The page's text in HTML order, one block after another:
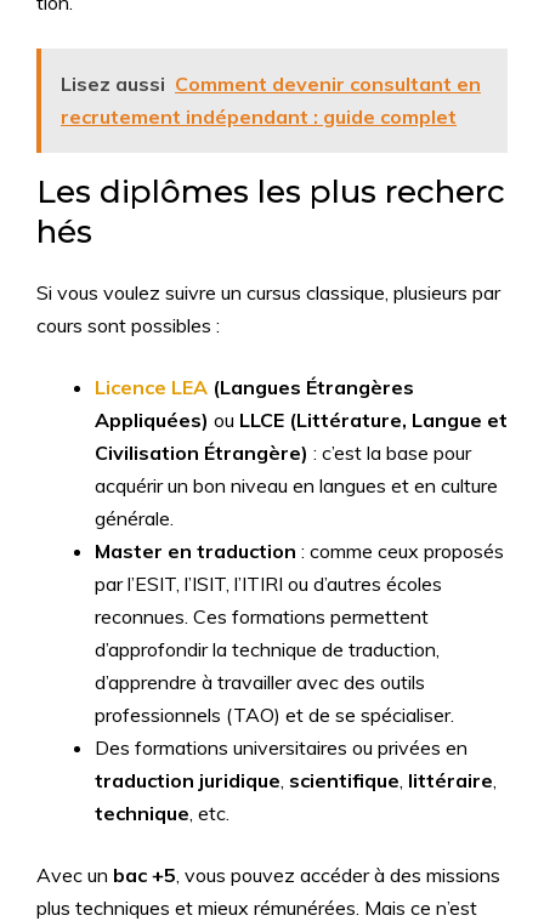
Lisez aussi Comment devenir consultant en
recrutement indépendant : guide complet
Les diplômes les plus recherc
hés
Si vous voulez suivre un cursus classique, plusieurs par
cours sont possibles :
Licence LEA (Langues Étrangères
Appliquées) ou LLCE (Littérature, Langue et
Civilisation Étrangère) : c’est la base pour
acquérir un bon niveau en langues et en culture
générale.
Master en traduction : comme ceux proposés
par l’ESIT, l’ISIT, l’ITIRI ou d’autres écoles
reconnues. Ces formations permettent
d’approfondir la technique de traduction,
d’apprendre à travailler avec des outils
professionnels (TAO) et de se spécialiser.
Des formations universitaires ou privées en
traduction juridique scientifique littéraire
technique , etc.
Avec un bac +5 , vous pouvez accéder à des missions
plus techniques et mieux rémunérées. Mais ce n’est